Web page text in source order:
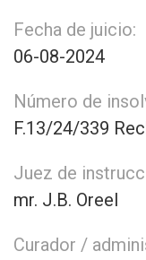
Fecha de juicio:
06-08-2024
Número de
F.13/24/339
Juez de
mr. J.B. Oreel
Curador /